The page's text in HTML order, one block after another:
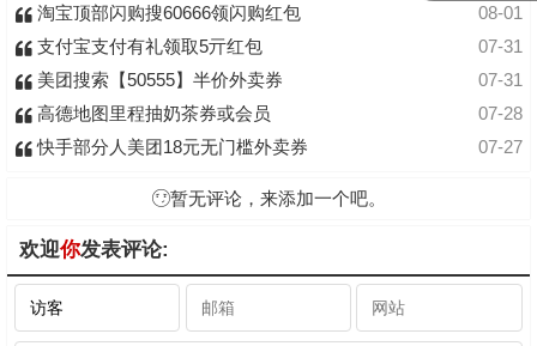
08-01
淘宝顶部闪购搜60666领闪购红包
07-31
支付宝支付有礼领取5亓红包
07-31
美团搜索【50555】半价外卖券
07-28
高德地图里程抽奶茶券或会员
07-27
快手部分人美团18元无门槛外卖券
暂无评论，来添加一个吧。
欢迎你发表评论: